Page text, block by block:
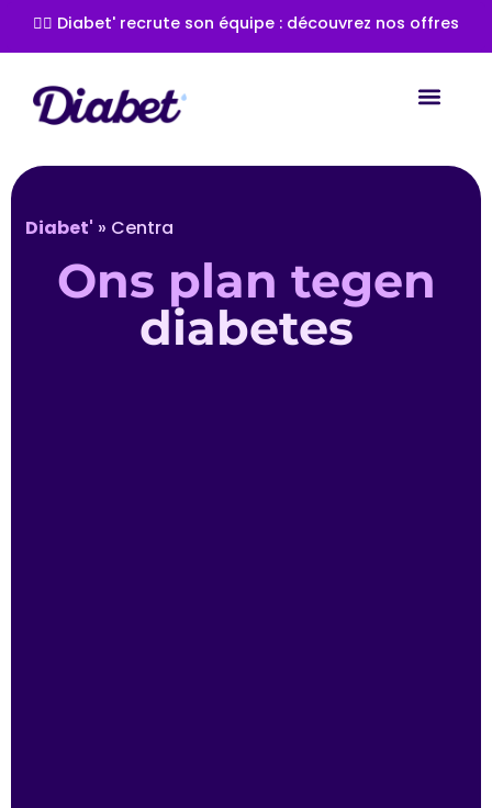
👩‍⚕️ Diabet' recrute son équipe : découvrez nos offres
Diabet' » Centra
Ons plan tegen
diabetes